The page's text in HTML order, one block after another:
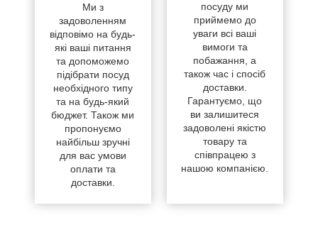
Ми з
задоволенням
відповімо на будь-
які ваші питання
та допоможемо
підібрати посуд
необхідного типу
та на будь-який
бюджет. Також ми
пропонуємо
найбільш зручні
для вас умови
оплати та
доставки.
посуду ми
приймемо до
уваги всі ваші
вимоги та
побажання, а
також час і спосіб
доставки.
Гарантуємо, що
ви залишитеся
задоволені якістю
товару та
співпрацею з
нашою компанією.